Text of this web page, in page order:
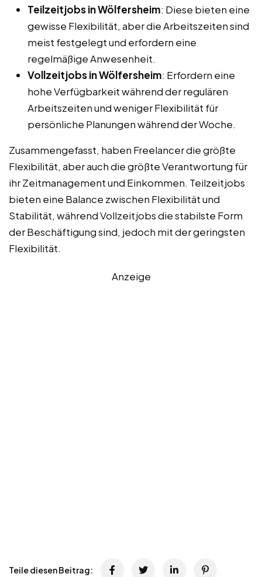
Teilzeitjobs in Wölfersheim: Diese bieten eine
gewisse Flexibilität, aber die Arbeitszeiten sind
meist festgelegt und erfordern eine
regelmäßige Anwesenheit.
Vollzeitjobs in Wölfersheim: Erfordern eine
hohe Verfügbarkeit während der regulären
Arbeitszeiten und weniger Flexibilität für
persönliche Planungen während der Woche.
Zusammengefasst, haben Freelancer die größte
Flexibilität, aber auch die größte Verantwortung für
ihr Zeitmanagement und Einkommen. Teilzeitjobs
bieten eine Balance zwischen Flexibilität und
Stabilität, während Vollzeitjobs die stabilste Form
der Beschäftigung sind, jedoch mit der geringsten
Flexibilität.
Anzeige
Teile diesen Beitrag: